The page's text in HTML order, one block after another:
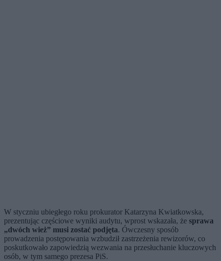
W styczniu ubiegłego roku prokurator Katarzyna Kwiatkowska,
prezentując częściowe wyniki audytu, wprost wskazała, że sprawa
„dwóch wież” musi zostać podjęta. Ówczesny sposób
prowadzenia postępowania wzbudził zastrzeżenia rewizorów, co
poskutkowało zapowiedzią wezwania na przesłuchanie kluczowych
osób, w tym samego prezesa PiS.